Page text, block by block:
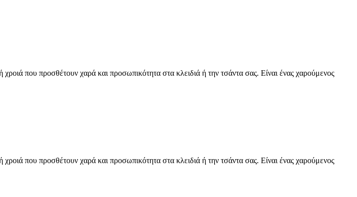
που προσθέτουν χαρά και προσωπικότητα στα κλειδιά ή την τσάντα σας. Είναι ένας χαρούμενος
που προσθέτουν χαρά και προσωπικότητα στα κλειδιά ή την τσάντα σας. Είναι ένας χαρούμενος